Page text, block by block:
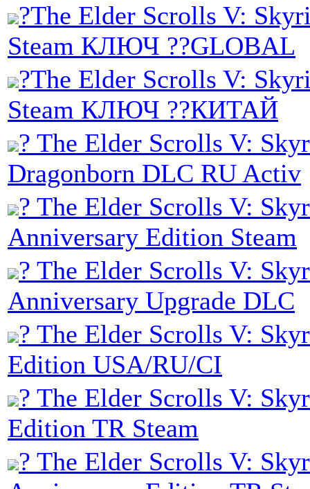
?The Elder Scrolls V:
Steam КЛЮЧ ??GLOBAL
?The Elder Scrolls V:
Steam КЛЮЧ ??КИТАЙ
? The Elder Scrolls V:
Dragonborn DLC RU Activ
? The Elder Scrolls V:
Anniversary Edition Steam
? The Elder Scrolls V:
Anniversary Upgrade DLC
? The Elder Scrolls V:
Edition USA/RU/CI
? The Elder Scrolls V:
Edition TR Steam
? The Elder Scrolls V: